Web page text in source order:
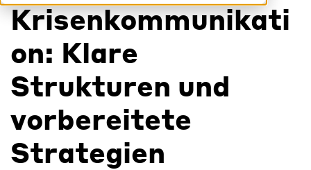
Krisenkommunikati
on: Klare
Strukturen und
vorbereitete
Strategien